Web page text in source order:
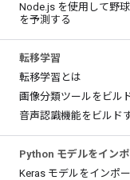
Node.js を使用して野
を予測する
転移学習
転移学習とは
画像分類ツールをビル
音声認識機能をビルド
Python モデルをイン
Keras モデルをインポ